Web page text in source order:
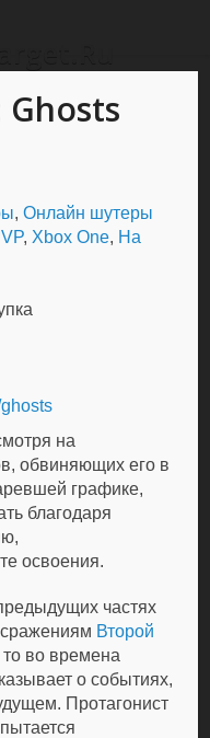
,Онлайн шутеры
, Xbox One, На
на
обвиняющих его в
графике,
благодаря
освоения.
частях
сражениям Второй
то во времена
о событиях,
Протагонист